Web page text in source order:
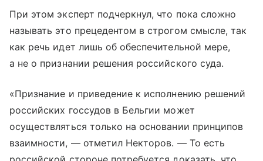
При этом эксперт подчеркнул, что пока сложно
называть это прецедентом в строгом смысле, так
как речь идет лишь об обеспечительной мере,
а не о признании решения российского суда.
«Признание и приведение к исполнению решений
российских госсудов в Бельгии может
осуществляться только на основании принципов
взаимности, — отметил Некторов. — То есть